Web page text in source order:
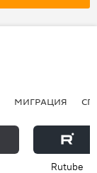
МИГРАЦИЯ
Rutube